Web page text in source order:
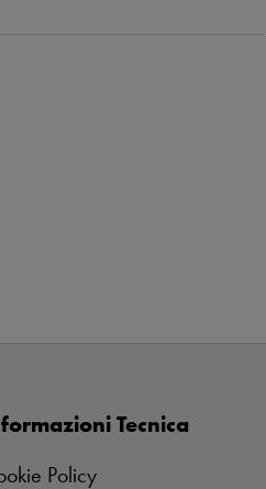
Tecnica
Policy